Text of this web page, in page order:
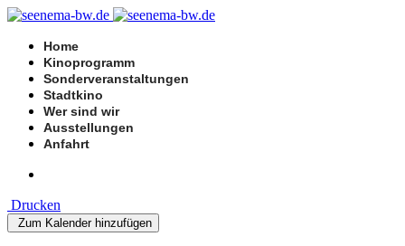
Home
Kinoprogramm
Sonderveranstaltungen
Stadtkino
Wer sind wir
Ausstellungen
Anfahrt
Drucken
Zum Kalender hinzufügen